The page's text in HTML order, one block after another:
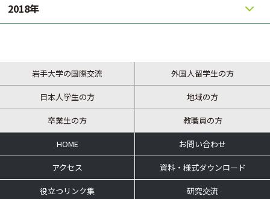
2018年
岩手大学の国際交流 外国人留学生の方
日本人学生の方 地域の方
卒業生の方 教職員の方
HOME お問い合わせ
アクセス 資料・様式ダウンロード
役立つリンク集 研究交流